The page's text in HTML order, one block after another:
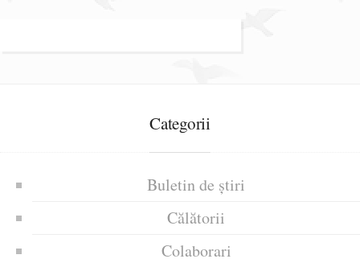
Categorii
Buletin de știri
Călătorii
Colaborari